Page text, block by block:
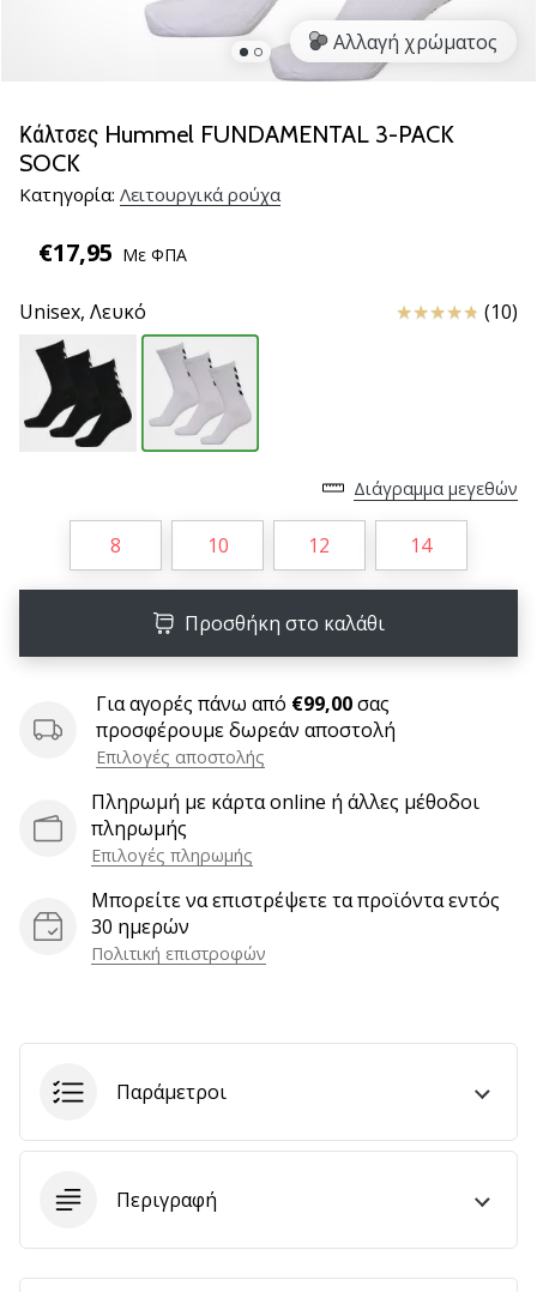
του
βόλεϊ
όπως
εμείς;
μαζί
ως
πρεσβευτής
της
μάρκας
μας.
9 λεπτά ανάγνωσης
Weplayvolleyball
δικό
ιστολόγιο,
σελίδα
ή
φόρουμ
συζητήσεων;
να
αποφέρουν
…
Εμφάνιση
όλων
Αλλαγή χρώματος
Κάλτσες Hummel FUNDAMENTAL 3-PACK
SOCK
Κατηγορία: Λειτουργικά ρούχα
€17,95 Με ΦΠΑ
Unisex, Λευκό Κριτικές (10)
Διάγραμμα μεγεθών
8 10 12 14
Προσθήκη στο καλάθι
Για αγορές πάνω από €99,00σας
προσφέρουμε δωρεάν αποστολή
Επιλογές αποστολής
Πληρωμή με κάρτα online ή άλλες μέθοδοι
πληρωμής
Επιλογές πληρωμής
Μπορείτε να επιστρέψετε τα προϊόντα εντός
30 ημερών
Πολιτική επιστροφών
Παράμετροι
Περιγραφή